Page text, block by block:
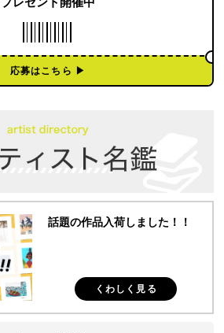
応募はこちら ▶︎
話題の作品入荷しました！！
くわしく見る